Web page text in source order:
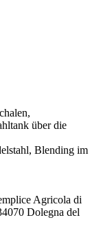
über die
Blending im
Agricola di
Dolegna del